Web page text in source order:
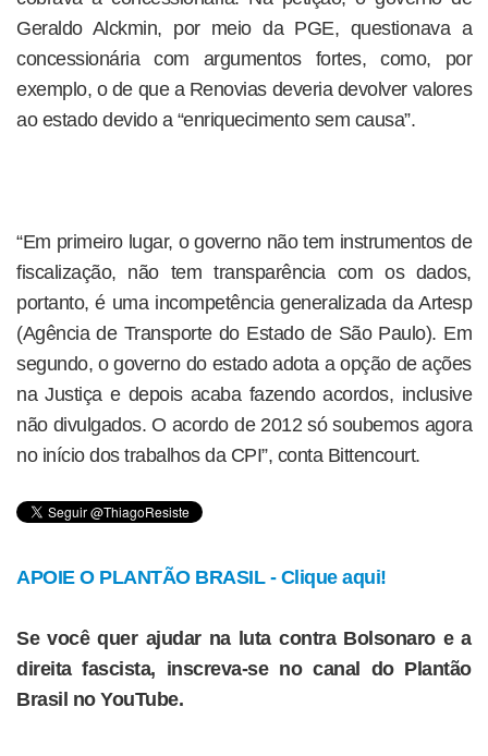
Geraldo Alckmin, por meio da PGE, questionava a
concessionária com argumentos fortes, como, por
exemplo, o de que a Renovias deveria devolver valores
ao estado devido a “enriquecimento sem causa”.
“Em primeiro lugar, o governo não tem instrumentos de
fiscalização, não tem transparência com os dados,
portanto, é uma incompetência generalizada da Artesp
(Agência de Transporte do Estado de São Paulo). Em
segundo, o governo do estado adota a opção de ações
na Justiça e depois acaba fazendo acordos, inclusive
não divulgados. O acordo de 2012 só soubemos agora
no início dos trabalhos da CPI”, conta Bittencourt.
APOIE O PLANTÃO BRASIL - Clique aqui!
Se você quer ajudar na luta contra Bolsonaro e a
direita fascista, inscreva-se no canal do Plantão
Brasil no YouTube.